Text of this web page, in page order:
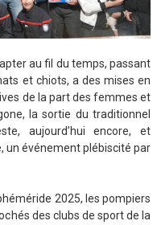
au fil du temps, passant
et chiots, a des mises en
de la part des femmes et
la sortie du traditionnel
aujourd’hui encore, et
un événement plébiscité par
2025, les pompiers
des clubs de sport de la